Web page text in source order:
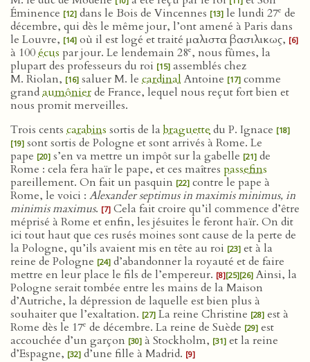
Éminence [12] dans le Bois de Vincennes [13] le lundi 27e de
décembre, qui dès le même jour, l’ont amené à Paris dans
le Louvre, [14] où il est logé et traité μαλιστα βασιλικως, [6]
à 100écus par jour. Le lendemain 28e, nous fûmes, la
plupart des professeurs du roi [15] assemblés chez
M. Riolan, [16] saluer M. le cardinal Antoine [17] comme
grandaumônierde France, lequel nous reçut fort bien et
nous promit merveilles.
Trois cents carabins sortis de labraguettedu P. Ignace [18]
[19] sont sortis de Pologne et sont arrivés à Rome. Le
pape [20] s’en va mettre un impôt sur la gabelle [21] de
Rome : cela fera haïr le pape, et ces maîtres passefins
pareillement. On fait un pasquin [22] contre le pape à
Rome, le voici : Alexander septimus in maximis minimus, in
minimis maximus. [7] Cela fait croire qu’il commence d’être
méprisé à Rome et enfin, les jésuites le feront haïr. On dit
ici tout haut que ces rusés moines sont cause de la perte de
la Pologne, qu’ils avaient mis en tête au roi [23] et à la
reine de Pologne [24] d’abandonner la royauté et de faire
mettre en leur place le fils de l’empereur. [8][25][26] Ainsi, la
Pologne serait tombée entre les mains de la Maison
d’Autriche, la dépression de laquelle est bien plus à
souhaiter que l’exaltation. [27] La reine Christine [28] est à
Rome dès le 17e de décembre. La reine de Suède [29] est
accouchée d’un garçon [30] à Stockholm, [31] et la reine
d’Espagne, [32] d’une fille à Madrid. [9]